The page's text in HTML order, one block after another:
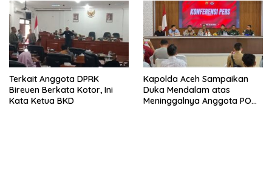
Terkait Anggota DPRK
Bireuen Berkata Kotor, Ini
Kata Ketua BKD
Kapolda Aceh Sampaikan
Duka Mendalam atas
Meninggalnya Anggota POM